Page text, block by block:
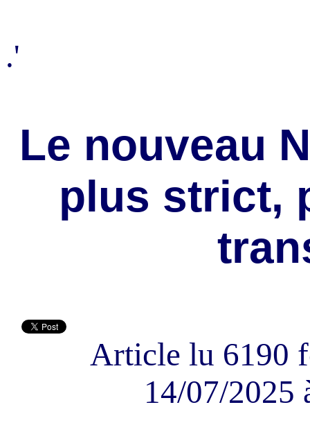
.'
Le nouveau
plus strict,
Article lu 6190
14/07/2025